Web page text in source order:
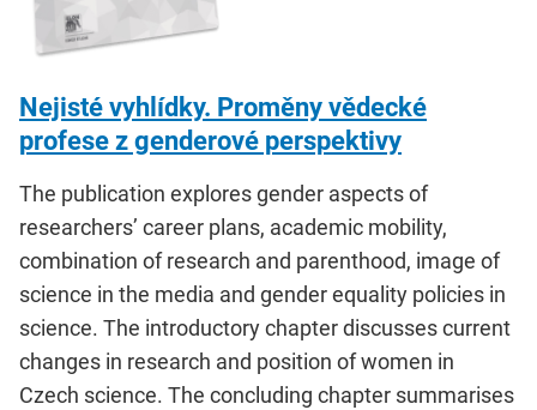
Nejisté vyhlídky. Proměny vědecké
profese z genderové perspektivy
The publication explores gender aspects of
researchers’ career plans, academic mobility,
combination of research and parenthood, image of
science in the media and gender equality policies in
science. The introductory chapter discusses current
changes in research and position of women in
Czech science. The concluding chapter summarises